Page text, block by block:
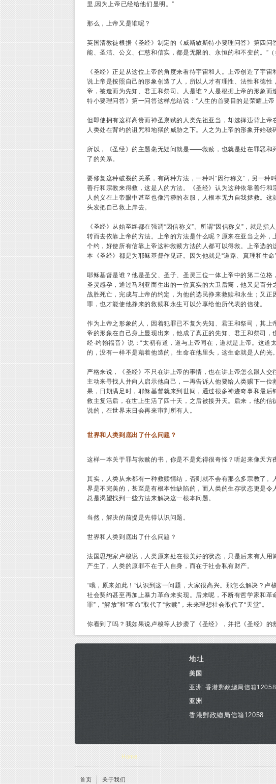
里,因为上帝已经给他们显明。”
那么，上帝又是谁呢？
英国清教徒根据《圣经》制定的《威斯敏斯特小要理问答》第四
能、圣洁、公义、仁慈和信实，都是无限的、永恒的和不变的。”（
《圣经》正是从这位上帝的角度来看待宇宙和人。上帝创造了宇
说上帝是按照自己的形象创造了人，所以人才有理性、法性和德
帝，被造而为先知、君王和祭司。人是谁？人是根据上帝的形象
特小要理问答》第一问答这样总结说：“人生的首要目的是荣耀上
但即使拥有这样高贵而神圣禀赋的人类先祖亚当，却选择违背上
人类处在背约的诅咒和地狱的威胁之下。人之为上帝的形象开始破
所以，《圣经》的主题毫无疑问就是——救赎，也就是处在罪恶和
了的关系。
要修复这种破裂的关系，有两种方法，一种叫“因行称义”，另一种
善行和宗教来得救，这是人的方法。《圣经》认为这种依靠善行和
人的义在上帝眼中甚至也像污秽的衣服，人根本无力自我拯救。
头发把自己救上岸去。
《圣经》从始至终都在强调“因信称义”。所谓“因信称义”，就是指
转而去依靠上帝的方法。上帝的方法是什么呢？原来在亚当之外
个约，好使所有信靠上帝这种救赎方法的人都可以得救。上帝选
本《圣经》都是为耶稣基督作见证。因为他就是“道路、真理和生命
耶稣基督是谁？他是圣父、圣子、圣灵三位一体上帝中的第二位
圣灵感孕，通过马利亚而生出的一位真实的大卫后裔，他又是百
战胜死亡，完成与上帝的约定，为他的选民挣来救赎和永生；又
罪，也才能使他挣来的救赎和永生可以分享给他所代表的信徒。
作为上帝之形象的人，因着犯罪已不复为先知、君王和祭司，其
帝的形象在自己身上显现出来，他成了真正的先知、君王和祭司
经·约翰福音》说：“太初有道，道与上帝同在，道就是上帝。这道
的，没有一样不是藉着他造的。生命在他里头，这生命就是人的光
严格来说，《圣经》不只在讲上帝的事情，也在讲上帝怎么跟人
主动来寻找人并向人启示他自己，一再告诉人他要给人类赐下一
果，日期满足时，耶稣基督就来到世间，通过很多神迹奇事和最
救主复活后，在世上生活了四十天，之后被接升天。后来，他的
说的，在世界末日会再来审判所有人。
世界和人类到底出了什么问题？
这样一本关于罪与救赎的书，你是不是觉得很奇怪？听起来像天方
其实，人类从来都有一种救赎情结，否则就不会有那么多宗教了
界是不完美的，甚至是有根本性缺陷的，而人类的生存状态更是
总是渴望找到一些方法来解决这一根本问题。
当然，解决的前提是先得认识问题。
世界和人类到底出了什么问题？
法国思想家卢梭说，人类原来处在很美好的状态，只是后来有人用
产生了。人类的原罪不在于人自身，而在于社会私有财产。
“哦，原来如此！”认识到这一问题，大家很高兴。那怎么解决？
社会契约甚至再加上暴力革命来实现。后来呢，不断有哲学家和革
罪”，“解放”和“革命”取代了“救赎”，未来理想社会取代了“天堂”。
你看到了吗？我如果说卢梭等人抄袭了《圣经》，并把《圣经》的
地址
美国
亚洲: 香港郵政總局信箱12058
亚洲
香港郵政總局信箱12058
Home
首页 关于我们